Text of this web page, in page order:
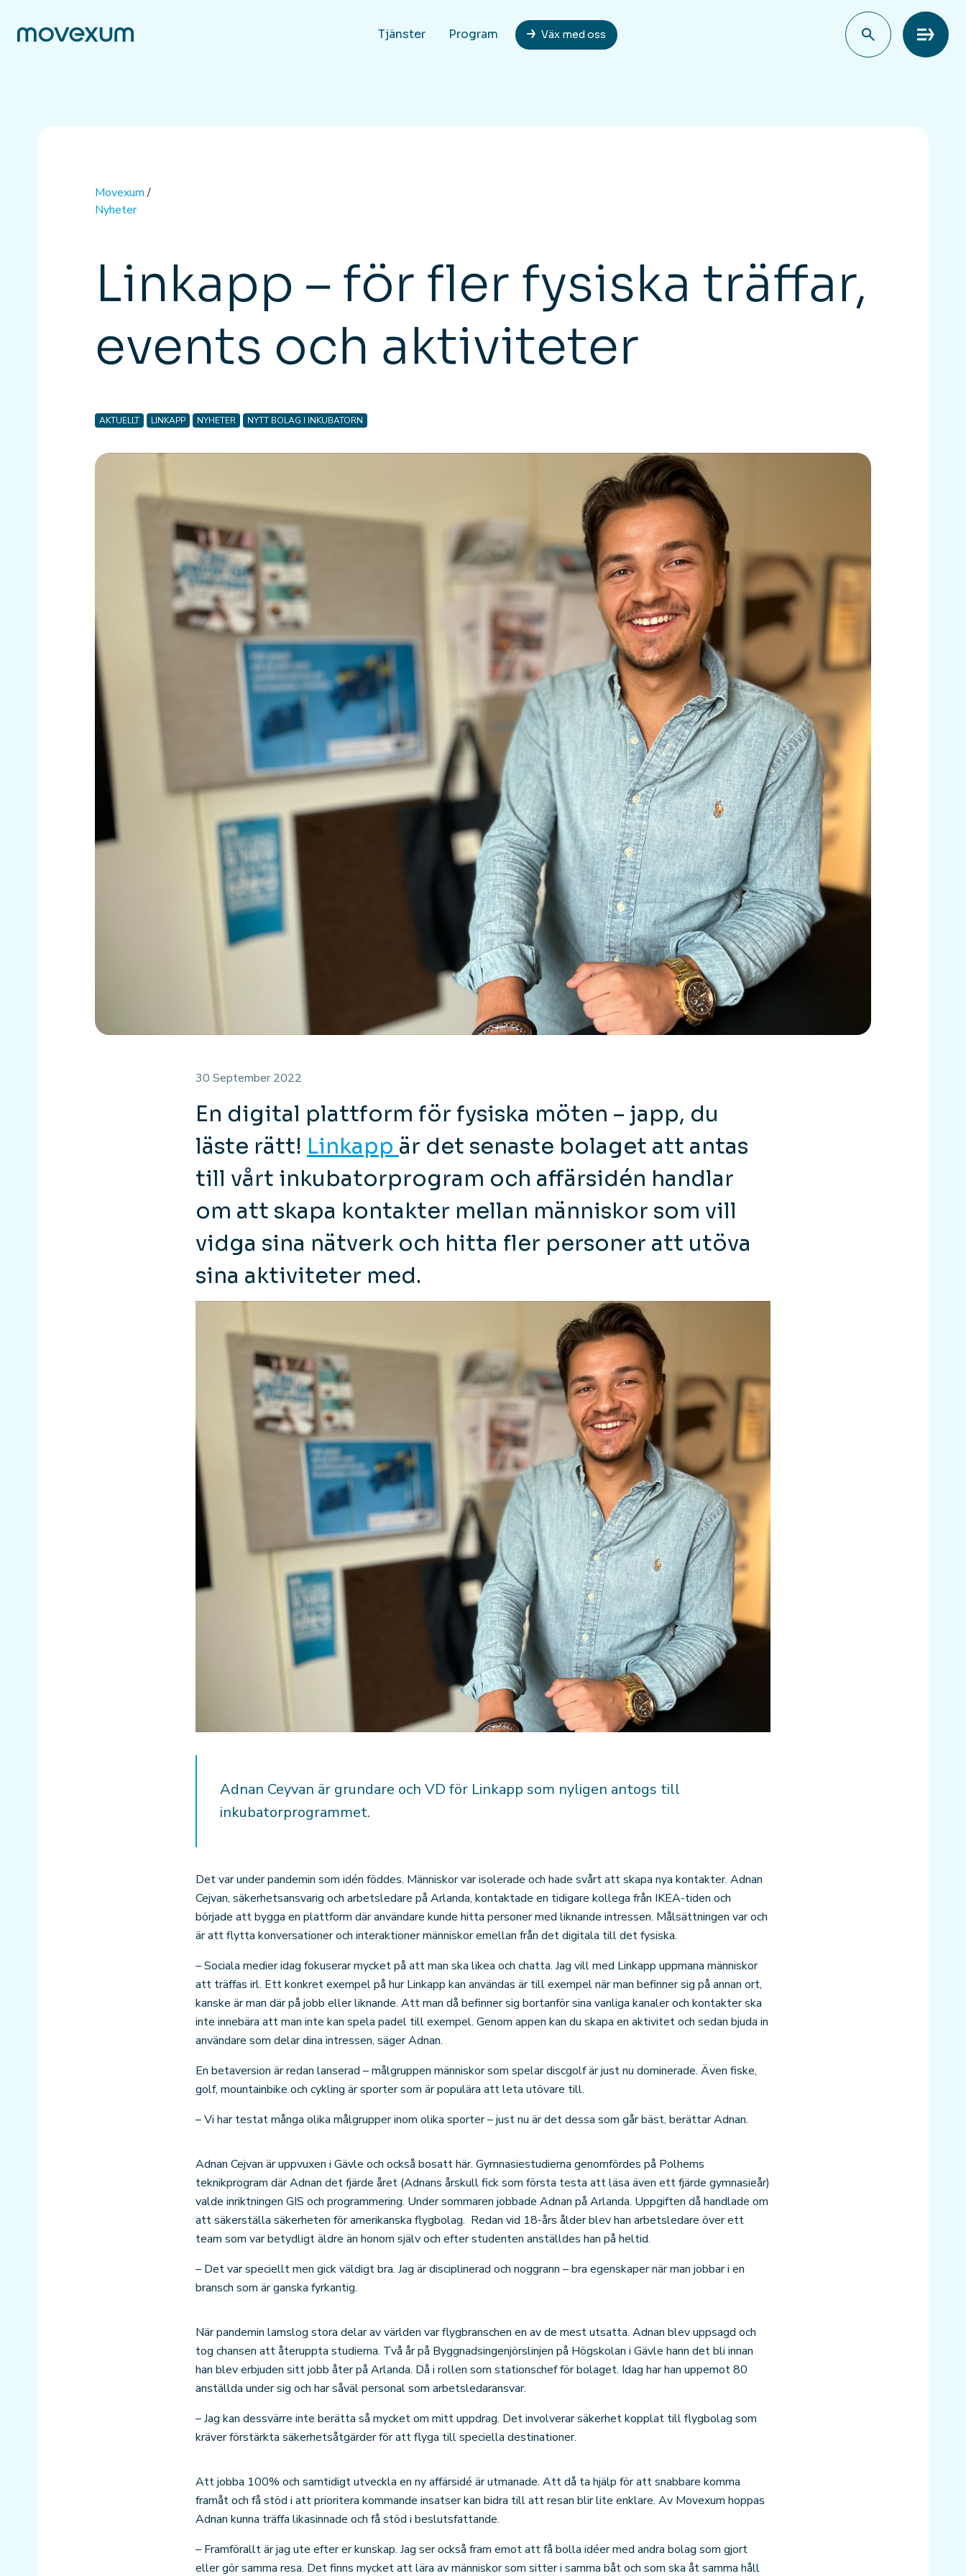
Tjänster Program Väx med oss
Meny
Movexum/
Nyheter
Linkapp – för fler fysiska träffar,
events och aktiviteter
AKTUELLT LINKAPP NYHETER NYTT BOLAG I INKUBATORN
30 September 2022
En digital plattform för fysiska möten – japp, du
läste rätt! Linkapp är det senaste bolaget att antas
till vårt inkubatorprogram och affärsidén handlar
om att skapa kontakter mellan människor som vill
vidga sina nätverk och hitta fler personer att utöva
sina aktiviteter med.
Adnan Ceyvan är grundare och VD för Linkapp som nyligen antogs till
inkubatorprogrammet.
Det var under pandemin som idén föddes. Människor var isolerade och hade svårt att skapa nya kontakter. Adnan
Cejvan, säkerhetsansvarig och arbetsledare på Arlanda, kontaktade en tidigare kollega från IKEA-tiden och
började att bygga en plattform där användare kunde hitta personer med liknande intressen. Målsättningen var och
är att flytta konversationer och interaktioner människor emellan från det digitala till det fysiska.
– Sociala medier idag fokuserar mycket på att man ska likea och chatta. Jag vill med Linkapp uppmana människor
att träffas irl. Ett konkret exempel på hur Linkapp kan användas är till exempel när man befinner sig på annan ort,
kanske är man där på jobb eller liknande. Att man då befinner sig bortanför sina vanliga kanaler och kontakter ska
inte innebära att man inte kan spela padel till exempel. Genom appen kan du skapa en aktivitet och sedan bjuda in
användare som delar dina intressen, säger Adnan.
En betaversion är redan lanserad – målgruppen människor som spelar discgolf är just nu dominerade. Även fiske,
golf, mountainbike och cykling är sporter som är populära att leta utövare till.
– Vi har testat många olika målgrupper inom olika sporter – just nu är det dessa som går bäst, berättar Adnan.
Adnan Cejvan är uppvuxen i Gävle och också bosatt här. Gymnasiestudierna genomfördes på Polhems
teknikprogram där Adnan det fjärde året (Adnans årskull fick som första testa att läsa även ett fjärde gymnasieår)
valde inriktningen GIS och programmering. Under sommaren jobbade Adnan på Arlanda. Uppgiften då handlade om
att säkerställa säkerheten för amerikanska flygbolag. Redan vid 18-års ålder blev han arbetsledare över ett
team som var betydligt äldre än honom själv och efter studenten anställdes han på heltid.
– Det var speciellt men gick väldigt bra. Jag är disciplinerad och noggrann – bra egenskaper när man jobbar i en
bransch som är ganska fyrkantig.
När pandemin lamslog stora delar av världen var flygbranschen en av de mest utsatta. Adnan blev uppsagd och
tog chansen att återuppta studierna. Två år på Byggnadsingenjörslinjen på Högskolan i Gävle hann det bli innan
han blev erbjuden sitt jobb åter på Arlanda. Då i rollen som stationschef för bolaget. Idag har han uppemot 80
anställda under sig och har såväl personal som arbetsledaransvar.
– Jag kan dessvärre inte berätta så mycket om mitt uppdrag. Det involverar säkerhet kopplat till flygbolag som
kräver förstärkta säkerhetsåtgärder för att flyga till speciella destinationer.
Att jobba 100% och samtidigt utveckla en ny affärsidé är utmanade. Att då ta hjälp för att snabbare komma
framåt och få stöd i att prioritera kommande insatser kan bidra till att resan blir lite enklare. Av Movexum hoppas
Adnan kunna träffa likasinnade och få stöd i beslutsfattande.
– Framförallt är jag ute efter er kunskap. Jag ser också fram emot att få bolla idéer med andra bolag som gjort
eller gör samma resa. Det finns mycket att lära av människor som sitter i samma båt och som ska åt samma håll